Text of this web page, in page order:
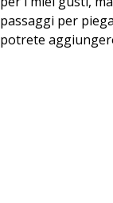
passaggi per
potrete